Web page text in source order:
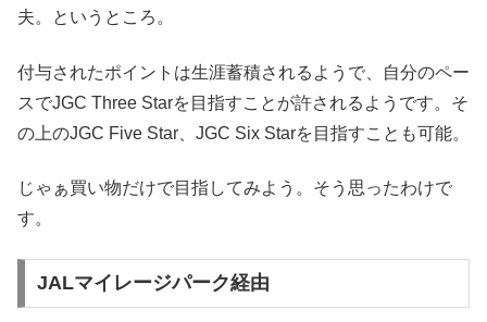
夫。というところ。
付与されたポイントは生涯蓄積されるようで、自分のペー
スでJGC Three Starを目指すことが許されるようです。そ
の上のJGC Five Star、JGC Six Starを目指すことも可能。
じゃぁ買い物だけで目指してみよう。そう思ったわけで
す。
JALマイレージパーク経由